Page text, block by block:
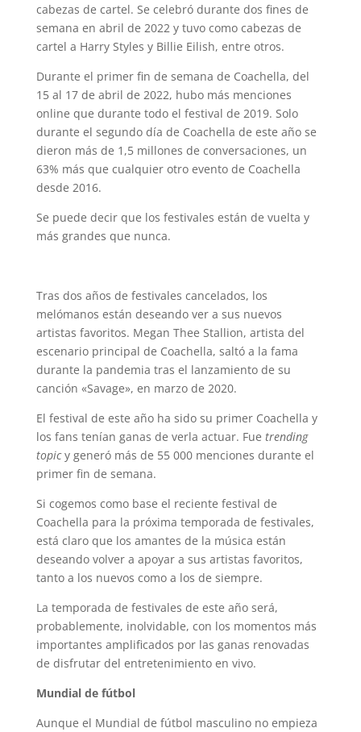
cabezas de cartel. Se celebró durante dos fines de
semana en abril de 2022 y tuvo como cabezas de
cartel a Harry Styles y Billie Eilish, entre otros.
Durante el primer fin de semana de Coachella, del
15 al 17 de abril de 2022, hubo más menciones
online que durante todo el festival de 2019. Solo
durante el segundo día de Coachella de este año se
dieron más de 1,5 millones de conversaciones, un
63% más que cualquier otro evento de Coachella
desde 2016.
Se puede decir que los festivales están de vuelta y
más grandes que nunca.
Tras dos años de festivales cancelados, los
melómanos están deseando ver a sus nuevos
artistas favoritos. Megan Thee Stallion, artista del
escenario principal de Coachella, saltó a la fama
durante la pandemia tras el lanzamiento de su
canción «Savage», en marzo de 2020.
El festival de este año ha sido su primer Coachella y
los fans tenían ganas de verla actuar. Fue trending
topicy generó más de 55 000 menciones durante el
primer fin de semana.
Si cogemos como base el reciente festival de
Coachella para la próxima temporada de festivales,
está claro que los amantes de la música están
deseando volver a apoyar a sus artistas favoritos,
tanto a los nuevos como a los de siempre.
La temporada de festivales de este año será,
probablemente, inolvidable, con los momentos más
importantes amplificados por las ganas renovadas
de disfrutar del entretenimiento en vivo.
Mundial de fútbol
Aunque el Mundial de fútbol masculino no empieza